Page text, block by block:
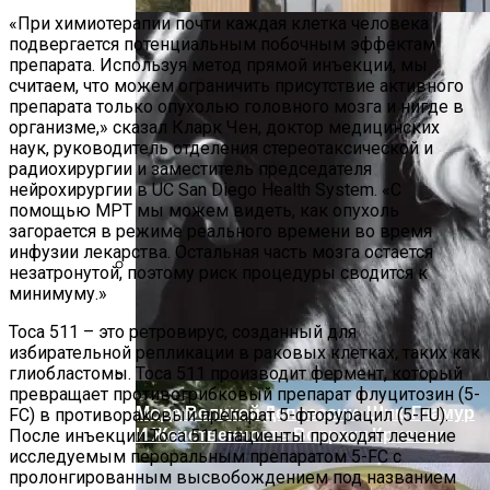
Дом С Минимальными Инженерными
Трассами Для Комфорта И Удобства
Мода Великой Депрессии: Шик, Гламур
И Женственность Вопреки Кризису
«При химиотерапии почти каждая клетка человека
подвергается потенциальным побочным эффектам
препарата. Используя метод прямой инъекции, мы
считаем, что можем ограничить присутствие активного
препарата только опухолью головного мозга и нигде в
организме,» сказал Кларк Чен, доктор медицинских
наук, руководитель отделения стереотаксической и
радиохирургии и заместитель председателя
нейрохирургии в UC San Diego Health System. «С
помощью МРТ мы можем видеть, как опухоль
загорается в режиме реального времени во время
инфузии лекарства. Остальная часть мозга остается
незатронутой, поэтому риск процедуры сводится к
минимуму.»
Toca 511 – это ретровирус, созданный для
избирательной репликации в раковых клетках, таких как
глиобластомы. Toca 511 производит фермент, который
превращает противогрибковый препарат флуцитозин (5-
FC) в противораковый препарат 5-фторурацил (5-FU).
После инъекции Toca 511 пациенты проходят лечение
исследуемым пероральным препаратом 5-FC с
пролонгированным высвобождением под названием